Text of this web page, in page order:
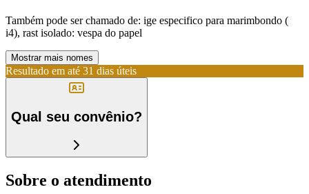
Também pode ser chamado de: ige especifico para marimbondo (
i4), rast isolado: vespa do papel
Mostrar mais nomes
Resultado em até 31 dias úteis
Qual seu convênio?
Sobre o atendimento